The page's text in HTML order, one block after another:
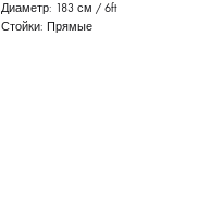
Диаметр: 183 см / 6ft
Стойки: Прямые